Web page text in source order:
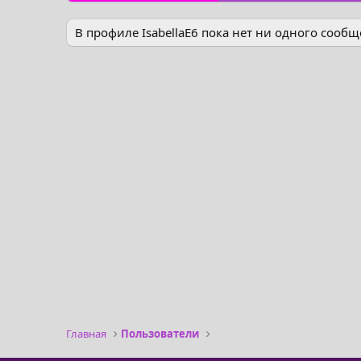
В профиле IsabellaE6 пока нет ни одного
Главная Пользователи